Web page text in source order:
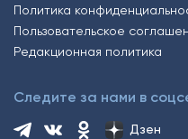
Политика
Пользовательское
Редакционная политика
Следите за нами в
Дзен